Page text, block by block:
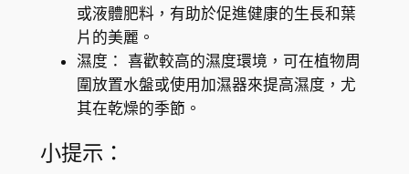
或液體肥料，有助於促進健康的生長和葉
片的美麗。
濕度： 喜歡較高的濕度環境，可在植物周
圍放置水盤或使用加濕器來提高濕度，尤
其在乾燥的季節。
小提示：